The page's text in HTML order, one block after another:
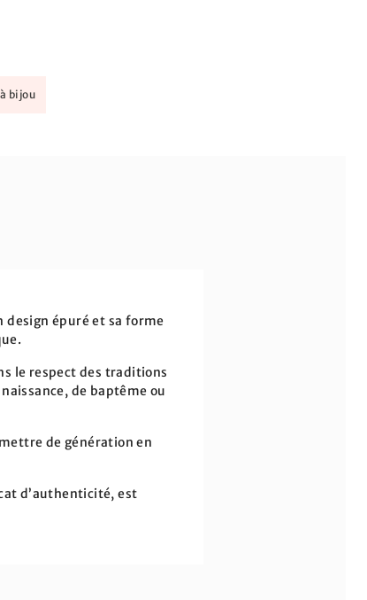
bijou
design épuré et sa forme
le respect des traditions
de baptême ou
de génération en
d’authenticité, est